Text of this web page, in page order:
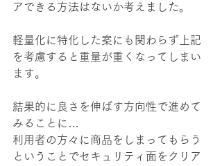
アできる方法はないか考えました。
軽量化に特化した案にも関わらず上記
を考慮すると重量が重くなってしまい
ます。
結果的に良さを伸ばす方向性で進めて
みることに…
利用者の方々に商品をしまってもらう
ということでセキュリティ面をクリア